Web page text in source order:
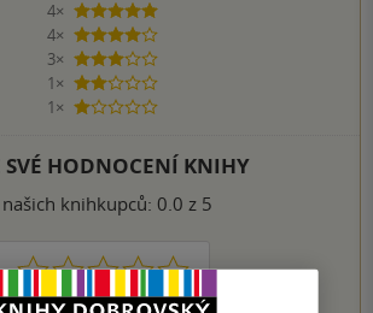
4×
5 hvězdiček
4×
4 hvězdičky
3×
3 hvězdičky
1×
2 hvězdičky
1×
1 hvezdička
SVÉ HODNOCENÍ KNIHY
knihkupců: 0.0 z 5
1 2 3 4 5